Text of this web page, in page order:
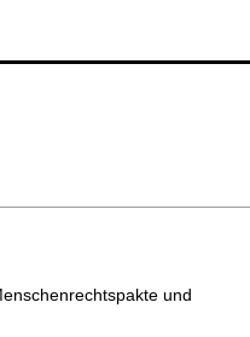
und